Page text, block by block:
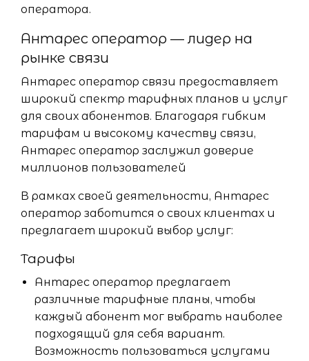
оператора.
Антарес оператор — лидер на
рынке связи
Антарес оператор связи предоставляет
широкий спектр тарифных планов и услуг
для своих абонентов. Благодаря гибким
тарифам и высокому качеству связи,
Антарес оператор заслужил доверие
миллионов пользователей
В рамках своей деятельности, Антарес
оператор заботится о своих клиентах и
предлагает широкий выбор услуг:
Тарифы
Антарес оператор предлагает
различные тарифные планы, чтобы
каждый абонент мог выбрать наиболее
подходящий для себя вариант.
Возможность пользоваться услугами